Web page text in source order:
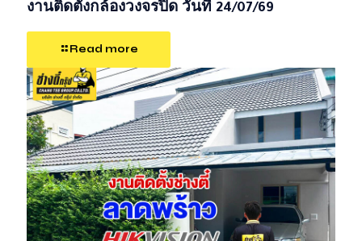
งานติดตั้งกล้องวงจรปิด วันที่ 24/07/69
Read more